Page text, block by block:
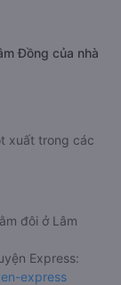
Đồng của nhà
xuất trong các
đôi ở Lâm
Express:
express